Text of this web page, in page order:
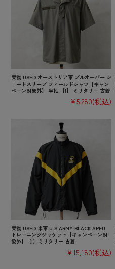
実物 USED オーストリア軍 プルオーバー シ
ョートスリーブ フィールドシャツ【キャン
ペーン対象外】 半袖 【I】 ミリタリー 古着
¥5,280(税込)
実物 USED 米軍 U.S.ARMY BLACK APFU
トレーニングジャケット【キャンペーン対
象外】【I】ミリタリー 古着
¥15,180(税込)